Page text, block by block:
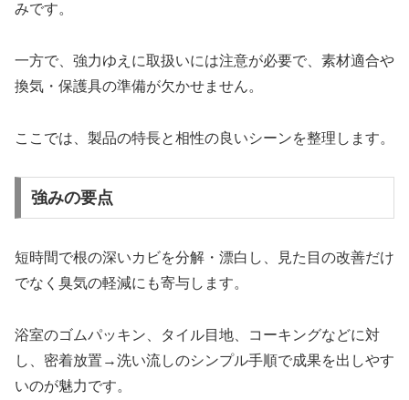
みです。
一方で、強力ゆえに取扱いには注意が必要で、素材適合や
換気・保護具の準備が欠かせません。
ここでは、製品の特長と相性の良いシーンを整理します。
強みの要点
短時間で根の深いカビを分解・漂白し、見た目の改善だけ
でなく臭気の軽減にも寄与します。
浴室のゴムパッキン、タイル目地、コーキングなどに対
し、密着放置→洗い流しのシンプル手順で成果を出しやす
いのが魅力です。